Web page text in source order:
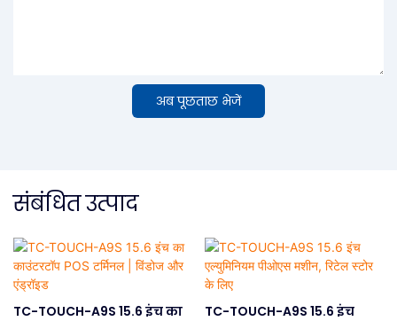
अब पूछताछ भेजें
संबंधित उत्पाद
TC-TOUCH-A9S 15.6 इंच का TC-TOUCH-A9S 15.6 इंच